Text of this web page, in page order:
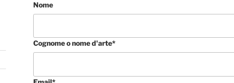
Nome
Cognome o nome d'arte*